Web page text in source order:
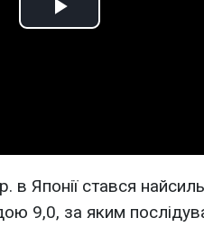
Play
Японії стався
9,0, за яким